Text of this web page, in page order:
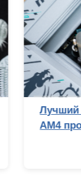
Лучший
AM4